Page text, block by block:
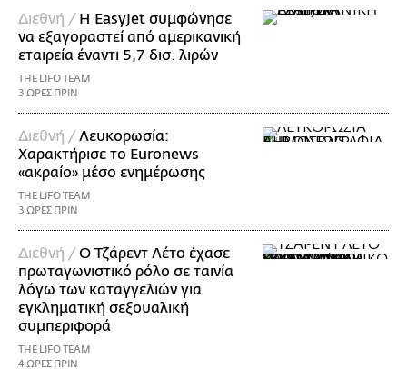
Διεθνή / Η EasyJet συμφώνησε
να εξαγοραστεί από αμερικανική
εταιρεία έναντι 5,7 δισ. λιρών
THE LIFO TEAM
3 ΩΡΕΣ ΠΡΙΝ
Διεθνή / Λευκορωσία:
Χαρακτήρισε το Euronews
«ακραίο» μέσο ενημέρωσης
THE LIFO TEAM
3 ΩΡΕΣ ΠΡΙΝ
Διεθνή / Ο Τζάρεντ Λέτο έχασε
πρωταγωνιστικό ρόλο σε ταινία
λόγω των καταγγελιών για
εγκληματική σεξουαλική
συμπεριφορά
THE LIFO TEAM
4 ΩΡΕΣ ΠΡΙΝ